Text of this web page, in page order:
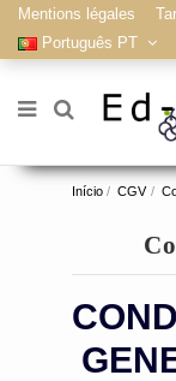
Mentions légales
Português PT
Início CGV